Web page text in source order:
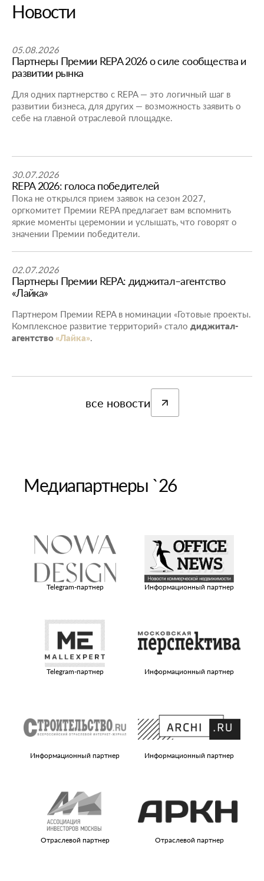
Новости
Партнеры Премии REPA 2026 о силе сообщества и
развитии рынка
05.08.2026
Для одних партнерство с REPA — это логичный шаг в
развитии бизнеса, для других — возможность заявить о
себе на главной отраслевой площадке.
REPA 2026: голоса победителей
30.07.2026
Пока не открылся прием заявок на сезон 2027,
оргкомитет Премии REPA предлагает вам вспомнить
яркие моменты церемонии и услышать, что говорят о
значении Премии победители.
Партнеры Премии REPA: диджитал–агентство
«Лайка»
02.07.2026
Партнером Премии REPA в номинации «Готовые проекты.
Комплексное развитие территорий» стало диджитал-
агентство «Лайка».
все новости
Медиапартнеры `26
Telegram-партнер
Telegram-партнер
Информационный партнер
Отраслевой партнер
Информационный партнер
Информационный партнер
Информационный партнер
Отраслевой партнер